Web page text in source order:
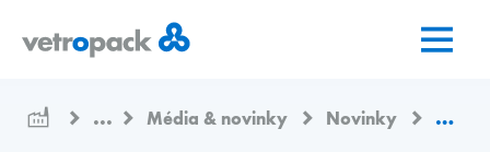
stránku
...
Média & novinky Novinky